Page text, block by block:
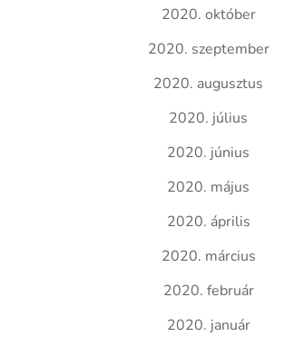
2020. október
2020. szeptember
2020. augusztus
2020. július
2020. június
2020. május
2020. április
2020. március
2020. február
2020. január